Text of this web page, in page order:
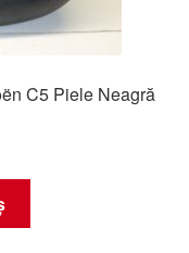
C5 Piele Neagră